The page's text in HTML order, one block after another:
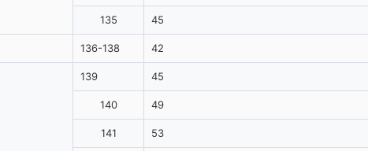
135 45
136-138 42
139 45
140 49
141 53